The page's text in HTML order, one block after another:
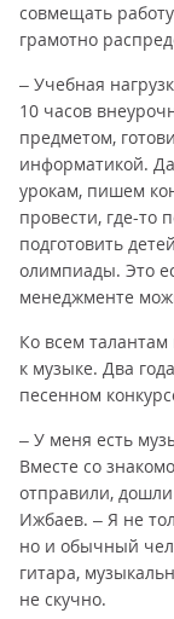
совмещать
грамотно
– Учебная
10 часов
предметом,
информатикой.
урокам, пишем
провести, где-то
подготовить
олимпиады. Это
менеджменте
Ко всем
к музыке. Два
песенном
– У меня есть
Вместе со
отправили, дошли
Ижбаев. – Я не
но и обычный
гитара,
не скучно.